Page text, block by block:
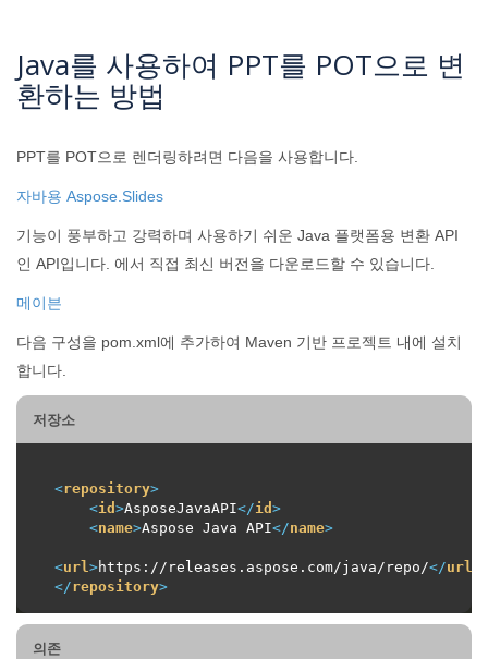
Java를 사용하여 PPT를 POT으로 변
환하는 방법
PPT를 POT으로 렌더링하려면 다음을 사용합니다.
자바용 Aspose.Slides
기능이 풍부하고 강력하며 사용하기 쉬운 Java 플랫폼용 변환 API
인 API입니다. 에서 직접 최신 버전을 다운로드할 수 있습니다.
메이븐
다음 구성을 pom.xml에 추가하여 Maven 기반 프로젝트 내에 설치
합니다.
저장소
<repository>
<id >AsposeJavaAPI</id >
<name>Aspose Java API</name>
<url >https://releases.aspose.com/java/repo/</url
</repository>
의존